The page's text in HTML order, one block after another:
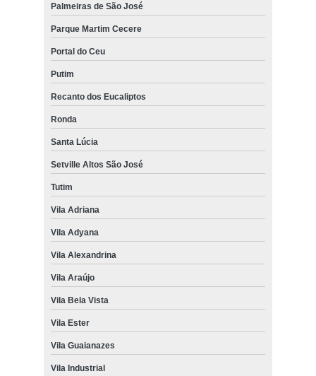
Palmeiras de São José
Parque Martim Cecere
Portal do Ceu
Putim
Recanto dos Eucaliptos
Ronda
Santa Lúcia
Setville Altos São José
Tutim
Vila Adriana
Vila Adyana
Vila Alexandrina
Vila Araújo
Vila Bela Vista
Vila Ester
Vila Guaianazes
Vila Industrial